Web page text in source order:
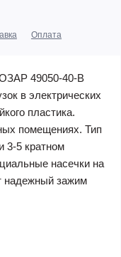
Оплата
49050-40-B
в электрических
пластика.
помещениях. Тип
3-5 кратном
насечки на
надежный зажим